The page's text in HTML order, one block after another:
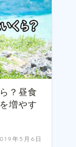
？昼食
増やす
年5月6日